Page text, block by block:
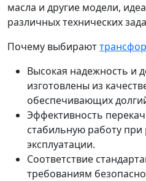
масла и другие модели,
различных технических
Почему выбирают
Высокая надежность и
изготовлены из
обеспечивающих
Эффективность
стабильную работу при
эксплуатации.
Соответствие
требованиям